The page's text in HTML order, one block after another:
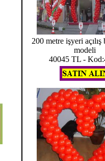
200 metre işyeri açılış
modeli
40045 TL -